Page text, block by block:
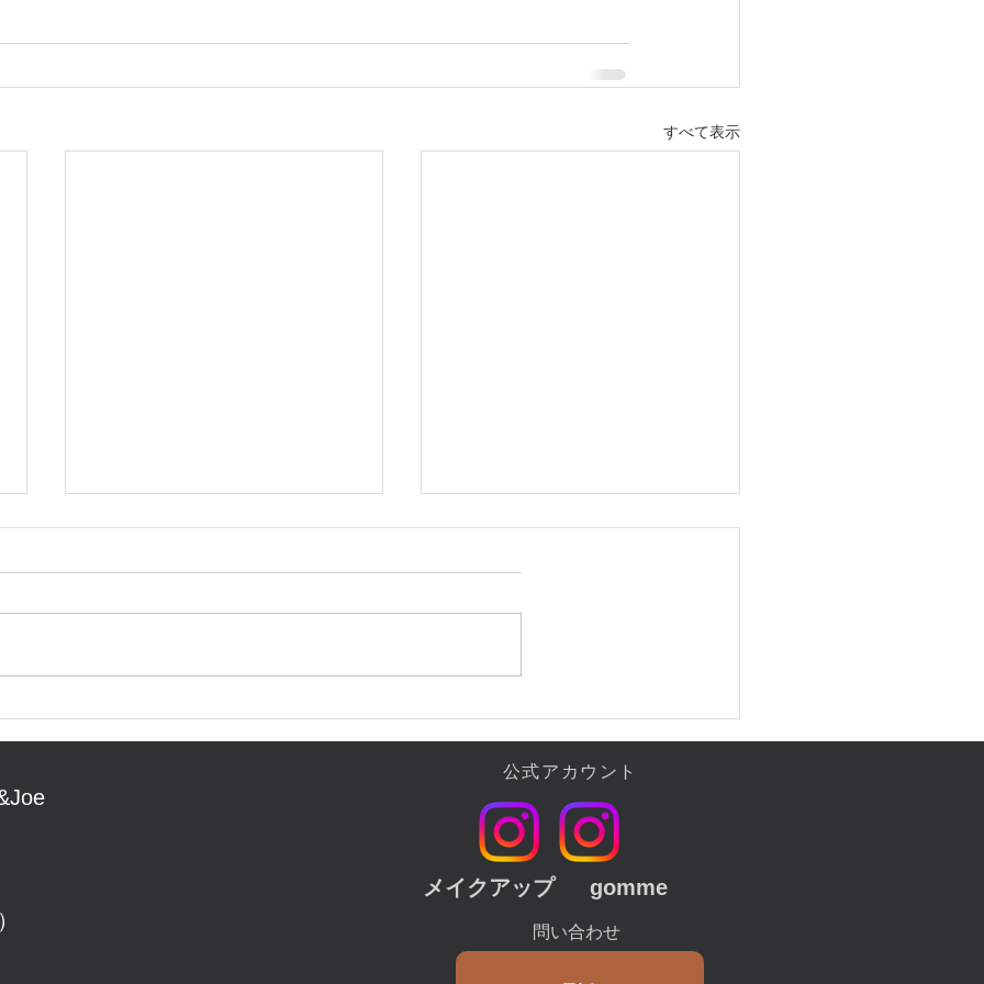
すべて表示
夏物が入荷しました。
しました。
公式アカウント
​メイクアップ ​gomme
問い合わせ